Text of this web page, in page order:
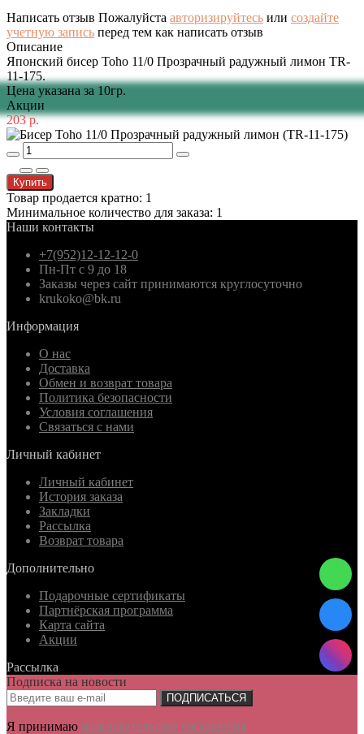
Написать отзыв Пожалуйста авторизируйтесь или создайте
учетную запись перед тем как написать отзыв
Описание
Японский бисер Toho 11/0 Прозрачный радужный лимон TR-
11-175.
Цена указана за 10гр.
Акции
203 р.
Купить
Товар продается кратно: 1
Минимальное количество для заказа: 1
Наши контакты
+7(952)12-12-12-0
Пн-Пт с 9 до 18
Заказы через сайт принимаются круглосуточно
krukoko@bk.ru
Информация
О нас
Доставка
Обмен и возврат товара
Политика безопасности
Условия соглашения
Связаться с нами
Личный кабинет
Личный кабинет
История заказа
Закладки
Рассылка
Возврат товара
Дополнительно
Подарочные сертификаты
Партнёрская программа
Карта сайта
Акции
Рассылка
Подписка на новости
ПОДПИСАТЬСЯ
Я принимаю пользовательское соглашения